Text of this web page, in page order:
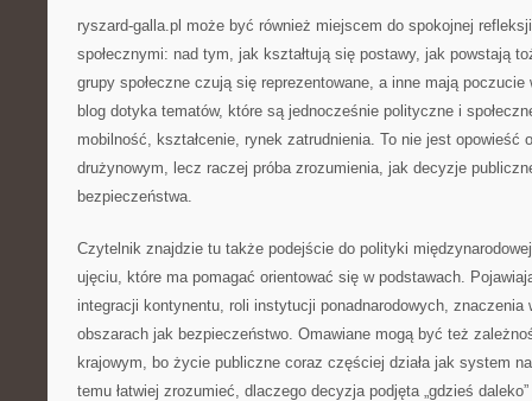
ryszard-galla.pl może być również miejscem do spokojnej
społecznymi: nad tym, jak kształtują się postawy, jak powstają
grupy społeczne czują się reprezentowane, a inne mają
blog dotyka tematów, które są jednocześnie polityczne i
mobilność, kształcenie, rynek zatrudnienia. To nie jest opowieść
drużynowym, lecz raczej próba zrozumienia, jak decyzje
bezpieczeństwa.
Czytelnik znajdzie tu także podejście do polityki
ujęciu, które ma pomagać orientować się w podstawach.
integracji kontynentu, roli instytucji ponadnarodowych, znaczenia
obszarach jak bezpieczeństwo. Omawiane mogą być też
krajowym, bo życie publiczne coraz częściej działa jak system
temu łatwiej zrozumieć, dlaczego decyzja podjęta „gdzieś